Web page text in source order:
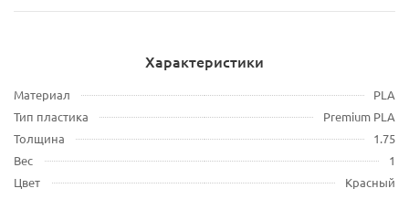
Характеристики
Материал
PLA
Тип пластика
Premium PLA
Толщина
1.75
Вес
1
Цвет
Красный